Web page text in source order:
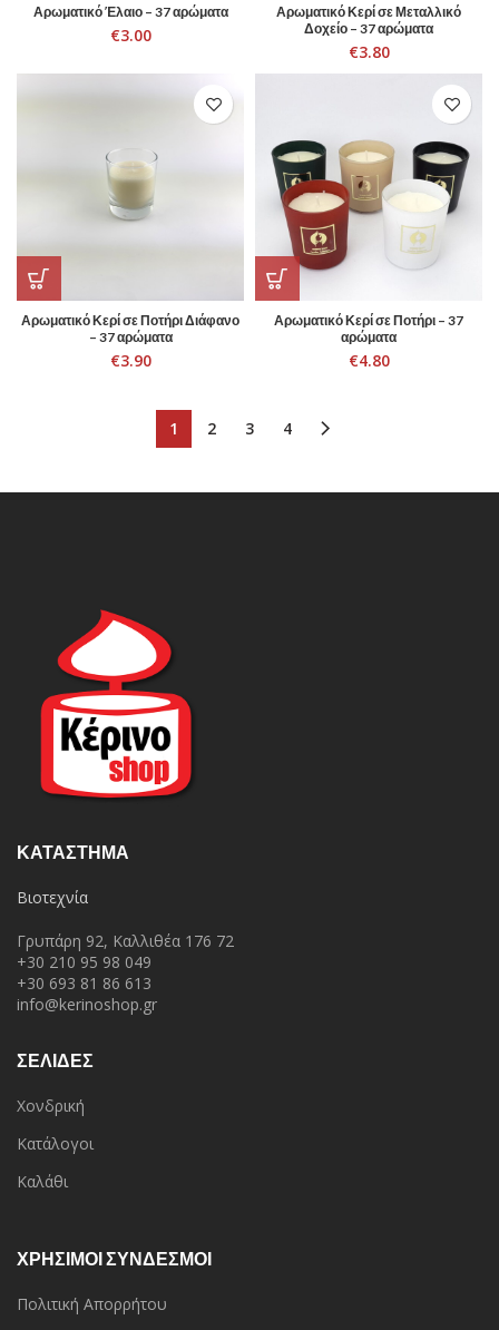
Αρωματικό Έλαιο – 37 αρώματα
€3.00
Αρωματικό Κερί σε Μεταλλικό
Δοχείο – 37 αρώματα
€3.80
Αρωματικό Κερί σε Ποτήρι Διάφανο
– 37 αρώματα
€3.90
Αρωματικό Κερί σε Ποτήρι – 37
αρώματα
€4.80
1 2 3 4
ΚΑΤΆΣΤΗΜΑ
Βιοτεχνία
Γρυπάρη 92, Καλλιθέα 176 72
+30 210 95 98 049
+30 693 81 86 613
info@kerinoshop.gr
ΣΕΛΙΔΕΣ
Χονδρική
Κατάλογοι
Καλάθι
ΧΡΗΣΙΜΟΙ ΣΥΝΔΕΣΜΟΙ
Πολιτική Απορρήτου